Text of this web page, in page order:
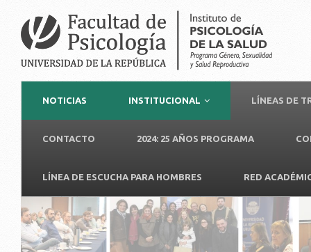
NOTICIAS INSTITUCIONAL LÍNEAS DE
CONTACTO 2024: 25 AÑOS PROGRAMA
LÍNEA DE ESCUCHA PARA HOMBRES RED